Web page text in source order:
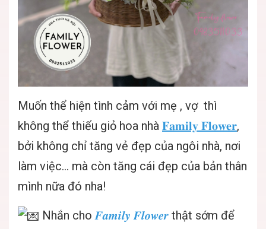
Muốn thể hiện tình cảm với mẹ , vợ thì
không thể thiếu giỏ hoa nhà 𝐅𝐚𝐦𝐢𝐥𝐲 𝐅𝐥𝐨𝐰𝐞𝐫,
bởi không chỉ tăng vẻ đẹp của ngôi nhà, nơi
làm việc... mà còn tăng cái đẹp của bản thân
mình nữa đó nha!
Nhắn cho𝑭𝒂𝒎𝒊𝒍𝒚 𝑭𝒍𝒐𝒘𝒆𝒓 thật sớm để